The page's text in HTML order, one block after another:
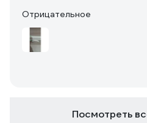
Отрицательное
Посмотреть